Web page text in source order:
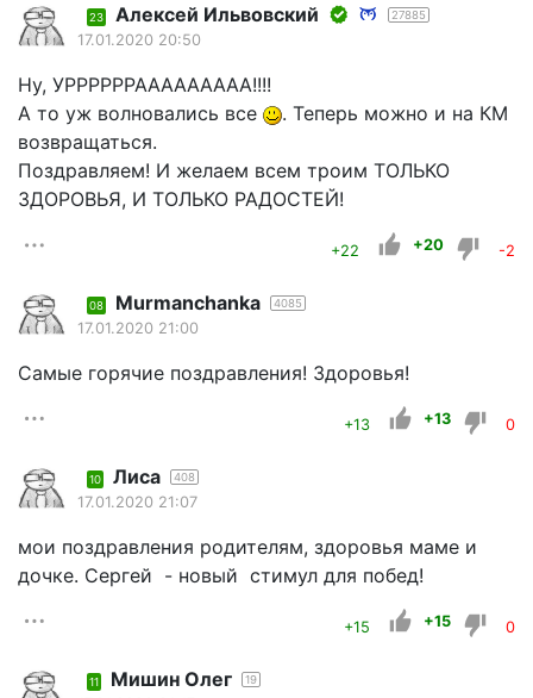
23 Алексей Ильвовский 27885
17.01.2020 20:50
Ну, УРРРРРРААААААААА!!!!
А то уж волновались все
. Теперь можно и на КМ
возвращаться.
Поздравляем! И желаем всем троим ТОЛЬКО
ЗДОРОВЬЯ, И ТОЛЬКО РАДОСТЕЙ!
+22 +20 -2
08 Murmanchanka 4085
17.01.2020 21:00
Самые горячие поздравления! Здоровья!
+13 +13 0
10 Лиса 408
17.01.2020 21:07
мои поздравления родителям, здоровья маме и
дочке. Сергей - новый стимул для побед!
+15 +15 0
11 Мишин Олег 19